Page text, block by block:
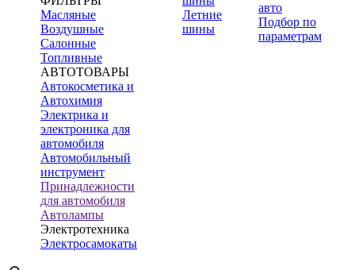
Масляные
Воздушные
Салонные
Топливные
АВТОТОВАРЫ
Автокосметика и
Автохимия
Электрика и
электроника для
автомобиля
Автомобильный
инструмент
Принадлежности
для автомобиля
Автолампы
Электротехника
Электросамокаты
Летние
шины
авто
Подбор по
параметрам